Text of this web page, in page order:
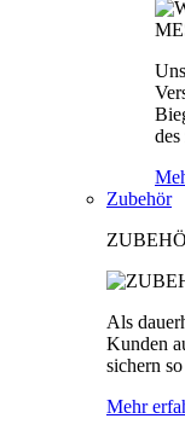
Zubehör
Als
Kunden
sichern
Mehr